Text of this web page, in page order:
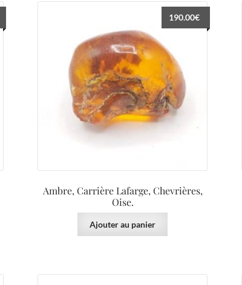
Ambre, Carrière Lafarge, Chevrières,
Oise.
190.00€
Ajouter au panier